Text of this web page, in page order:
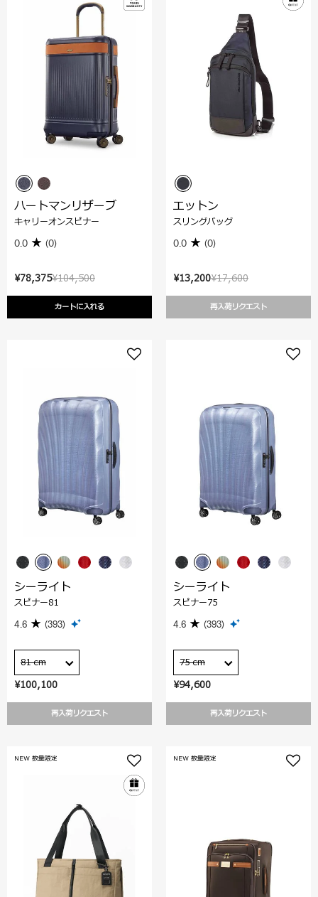
¥104,500
¥78,375
カートに入れる
ハートマンリザーブ
キャリーオンスピナー
0.0 (0)
¥17,600
¥13,200
再入荷リクエスト
エットン
スリングバッグ
0.0 (0)
¥100,100
再入荷リクエスト
シーライト
スピナー81
4.6 (393)
81 cm
¥94,600
再入荷リクエスト
シーライト
スピナー75
4.6 (393)
75 cm
NEW 数量限定 NEW 数量限定